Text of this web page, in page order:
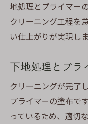
地処理とプライマー
クリーニング工程を
い仕上がりが実現しま
下地処理とプラ
クリーニングが完了
プライマーの塗布で
っているため、適切